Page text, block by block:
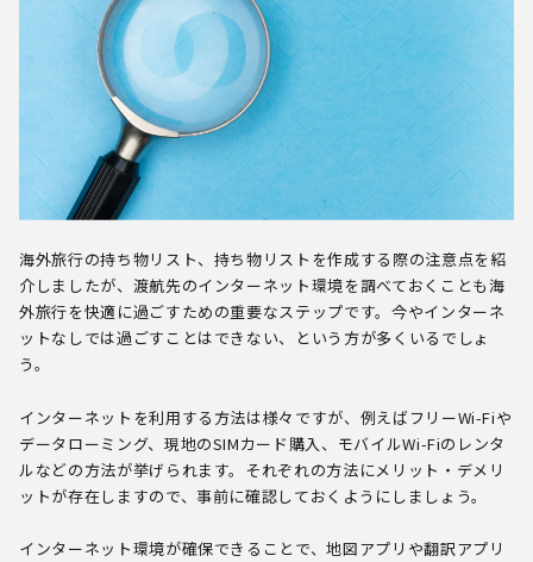
海外旅行の持ち物リスト、持ち物リストを作成する際の注意点を紹
介しましたが、渡航先のインターネット環境を調べておくことも海
外旅行を快適に過ごすための重要なステップです。今やインターネ
ットなしでは過ごすことはできない、という方が多くいるでしょ
う。
インターネットを利用する方法は様々ですが、例えばフリーWi-Fiや
データローミング、現地のSIMカード購入、モバイルWi-Fiのレンタ
ルなどの方法が挙げられます。それぞれの方法にメリット・デメリ
ットが存在しますので、事前に確認しておくようにしましょう。
インターネット環境が確保できることで、地図アプリや翻訳アプリ